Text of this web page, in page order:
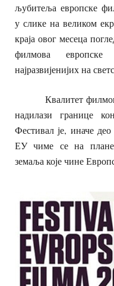
љубитеља европске
у слике на великом
краја овог месеца
филмова европске
најразвијенијих на
Квалитет филмова
надилази границе
Фестивал је, иначе
ЕУ чиме се на
земаља које чине